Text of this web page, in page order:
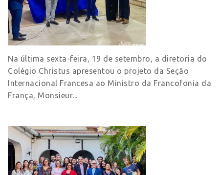
Na última sexta-feira, 19 de setembro, a diretoria do
Colégio Christus apresentou o projeto da Seção
Internacional Francesa ao Ministro da Francofonia da
França, Monsieur...